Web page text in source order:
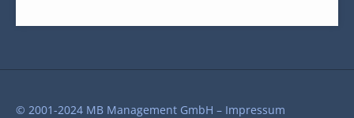
© 2001-2024 MB Management GmbH – Impressum